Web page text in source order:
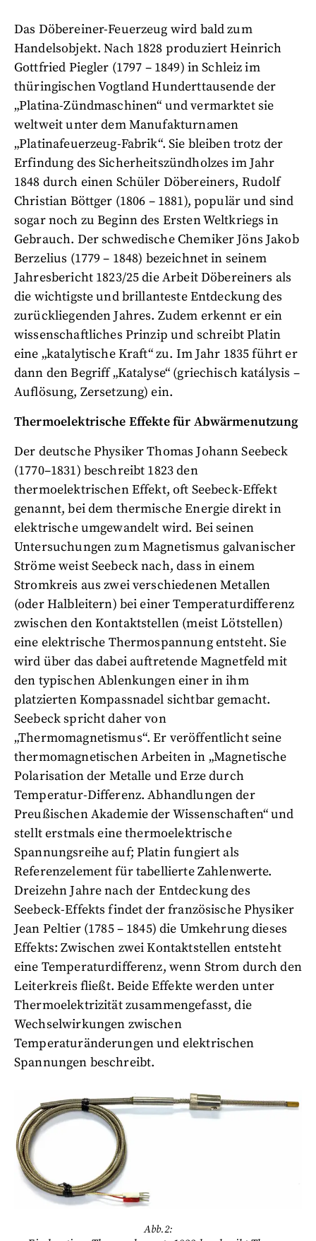
Das Döbereiner-Feuerzeug wird bald zum
Handelsobjekt. Nach 1828 produziert Heinrich
Gottfried Piegler (1797 – 1849) in Schleiz im
thüringischen Vogtland Hunderttausende der
„Platina-Zündmaschinen“ und vermarktet sie
weltweit unter dem Manufakturnamen
„Platinafeuerzeug-Fabrik“. Sie bleiben trotz der
Erfindung des Sicherheitszündholzes im Jahr
1848 durch einen Schüler Döbereiners, Rudolf
Christian Böttger (1806 – 1881), populär und sind
sogar noch zu Beginn des Ersten Weltkriegs in
Gebrauch. Der schwedische Chemiker Jöns Jakob
Berzelius (1779 – 1848) bezeichnet in seinem
Jahresbericht 1823/25 die Arbeit Döbereiners als
die wichtigste und brillanteste Entdeckung des
zurückliegenden Jahres. Zudem erkennt er ein
wissenschaftliches Prinzip und schreibt Platin
eine „katalytische Kraft“ zu. Im Jahr 1835 führt er
dann den Begriff „Katalyse“ (griechisch katálysis –
Auflösung, Zersetzung) ein.
Thermoelektrische Effekte für Abwärmenutzung
Der deutsche Physiker Thomas Johann Seebeck
(1770–1831) beschreibt 1823 den
thermoelektrischen Effekt, oft Seebeck-Effekt
genannt, bei dem thermische Energie direkt in
elektrische umgewandelt wird. Bei seinen
Untersuchungen zum Magnetismus galvanischer
Ströme weist Seebeck nach, dass in einem
Stromkreis aus zwei verschiedenen Metallen
(oder Halbleitern) bei einer Temperaturdifferenz
zwischen den Kontaktstellen (meist Lötstellen)
eine elektrische Thermospannung entsteht. Sie
wird über das dabei auftretende Magnetfeld mit
den typischen Ablenkungen einer in ihm
platzierten Kompassnadel sichtbar gemacht.
Seebeck spricht daher von
„Thermomagnetismus“. Er veröffentlicht seine
thermomagnetischen Arbeiten in „Magnetische
Polarisation der Metalle und Erze durch
Temperatur-Differenz. Abhandlungen der
Preußischen Akademie der Wissenschaften“ und
stellt erstmals eine thermoelektrische
Spannungsreihe auf; Platin fungiert als
Referenzelement für tabellierte Zahlenwerte.
Dreizehn Jahre nach der Entdeckung des
Seebeck-Effekts findet der französische Physiker
Jean Peltier (1785 – 1845) die Umkehrung dieses
Effekts: Zwischen zwei Kontaktstellen entsteht
eine Temperaturdifferenz, wenn Strom durch den
Leiterkreis fließt. Beide Effekte werden unter
Thermoelektrizität zusammengefasst, die
Wechselwirkungen zwischen
Temperaturänderungen und elektrischen
Spannungen beschreibt.
Abb.2: